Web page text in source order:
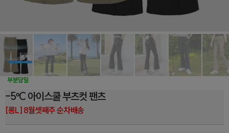
-5ºC 아이스쿨 부츠컷 팬츠
[롱L] 8월셋째주 순차배송